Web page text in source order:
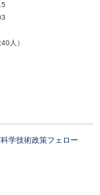
人）
学技術政策フェロー